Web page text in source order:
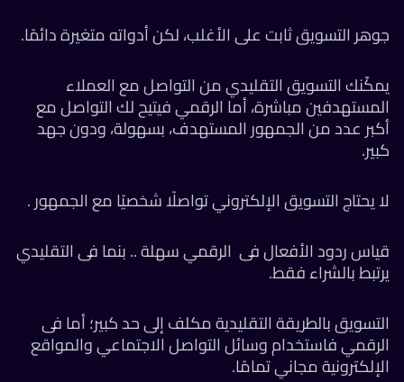
جوهر التسويق ثابت على الأغلب، لكن أدواته متغيرة دائمًا.
يمكّنك التسويق التقليدي من التواصل مع العملاء
المستهدفين مباشرة، أما الرقمي فيتيح لك التواصل مع
أكبر عدد من الجمهور المستهدف، بسهولة، ودون جهد
كبير.
لا يحتاج التسويق الإلكتروني تواصلًا شخصيًا مع الجمهور .
قياس ردود الأفعال فى الرقمي سهلة .. بنما فى التقليدي
يرتبط بالشراء فقط.
التسويق بالطريقة التقليدية مكلف إلى حد كبير؛ أما فى
الرقمي فاستخدام وسائل التواصل الاجتماعي والمواقع
الإلكترونية مجاني تمامًا.